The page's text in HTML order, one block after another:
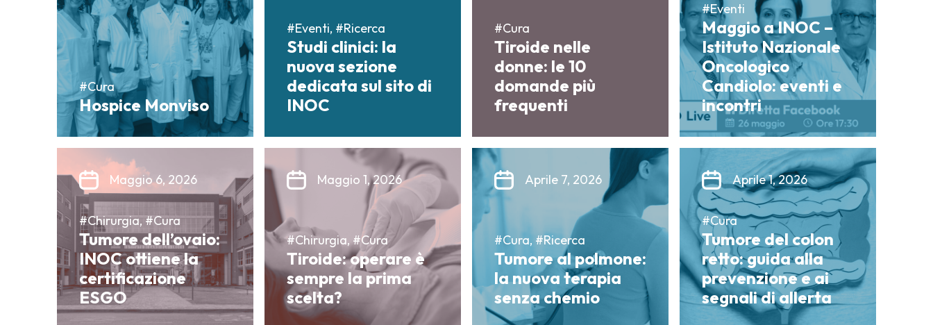
#Cura
Hospice Monviso
#Eventi, #Ricerca
Studi clinici: la
nuova sezione
dedicata sul sito di
INOC
#Cura
Tiroide nelle
donne: le 10
domande più
frequenti
#Eventi
Maggio a INOC –
Istituto Nazionale
Oncologico
Candiolo: eventi e
incontri
Maggio 6, 2026
#Chirurgia, #Cura
Tumore dell’ovaio:
INOC ottiene la
certificazione
ESGO
Maggio 1, 2026
#Chirurgia, #Cura
Tiroide: operare è
sempre la prima
scelta?
Aprile 7, 2026
#Cura, #Ricerca
Tumore al polmone:
la nuova terapia
senza chemio
Aprile 1, 2026
#Cura
Tumore del colon
retto: guida alla
prevenzione e ai
segnali di allerta